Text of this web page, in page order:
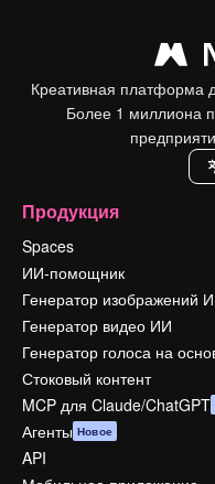
Креативная платформа
Более 1 миллиона
Продукция
Spaces
ИИ-помощник
Генератор изображений
Генератор видео ИИ
Генератор голоса на
Стоковый контент
MCP для Claude/ChatGPT
Агенты Новое
API